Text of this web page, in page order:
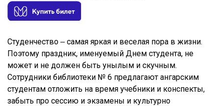
Студенчество ‒ самая яркая и веселая пора в жизни.
Поэтому праздник, именуемый Днем студента, не
может и не должен быть унылым и скучным.
Сотрудники библиотеки № 6 предлагают ангарским
студентам отложить на время учебники и конспекты,
забыть про сессию и экзамены и культурно